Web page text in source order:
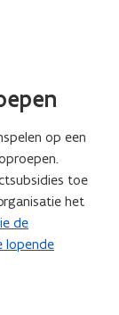
op een
toe
het
de
lopende